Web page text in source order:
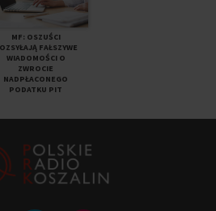
MF: OSZUŚCI
FAŁSZYWE
WIADOMOŚCI O
ZWROCIE
NADPŁACONEGO
PODATKU PIT